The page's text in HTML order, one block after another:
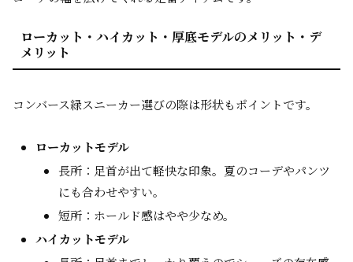
ローカット・ハイカット・厚底モデルのメリット・デ
メリット
コンバース緑スニーカー選びの際は形状もポイントです。
ローカットモデル
長所：足首が出て軽快な印象。夏のコーデやパンツ
にも合わせやすい。
短所：ホールド感はやや少なめ。
ハイカットモデル